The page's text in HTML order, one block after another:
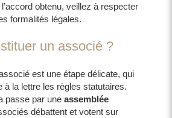
obtenu, veillez à respecter
formalités légales.
un associé ?
est une étape délicate, qui
à la lettre les règles statutaires.
passe par une assemblée
débattent et votent sur